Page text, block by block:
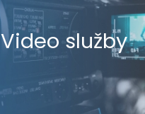
Video služby